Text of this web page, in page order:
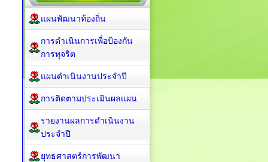
แผนพัฒนาท้องถิ่น
การดำเนินการเพื่อป้องกัน
การทุจริต
แผนดำเนินงานประจำปี
การติดตามประเมินผลแผน
รายงานผลการดำเนินงาน
ประจำปี
ยุทธศาสตร์การพัฒนา